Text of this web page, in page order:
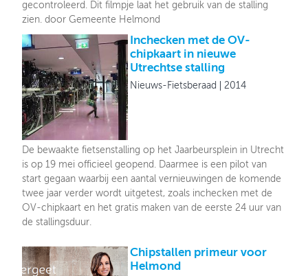
gecontroleerd. Dit filmpje laat het gebruik van de stalling
zien. door Gemeente Helmond
Inchecken met de OV-
chipkaart in nieuwe
Utrechtse stalling
Nieuws-Fietsberaad 2014
De bewaakte fietsenstalling op het Jaarbeursplein in Utrecht
is op 19 mei officieel geopend. Daarmee is een pilot van
start gegaan waarbij een aantal vernieuwingen de komende
twee jaar verder wordt uitgetest, zoals inchecken met de
OV-chipkaart en het gratis maken van de eerste 24 uur van
de stallingsduur.
Chipstallen primeur voor
Helmond